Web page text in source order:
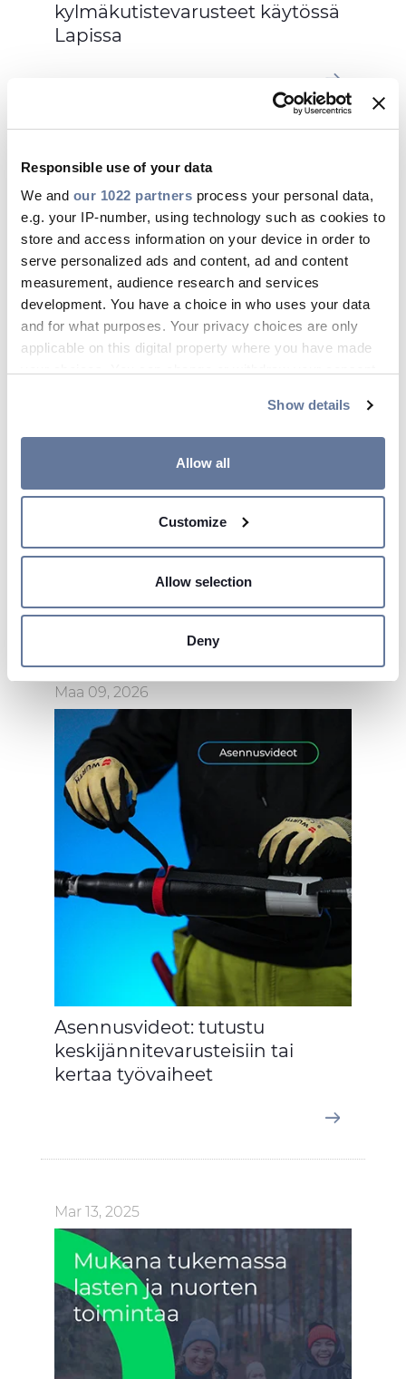
Responsible use of your data
We and our 1022 partners process your personal data,
e.g. your IP-number, using technology such as cookies to
store and access information on your device in order to
serve personalized ads and content, ad and content
measurement, audience research and services
development. You have a choice in who uses your data
and for what purposes. Your privacy choices are only
applicable on this digital property where you have made
If you allow, we would also like to:
Identify your device by actively scanning it for
and set your preferences in thedetails section.
provide social media features and to analyse our traffic.
We also share information about your use of our site with
our social media, advertising and analytics partners who
may combine it with other information that you’ve
provided to them or that they’ve collected from your use
of their services.
Show details
Allow all
Customize
Allow selection
Deny
kylmäkutistevarusteet käytössä
Lapissa
Maa 09, 2026
tukee tehokasta
verkonrakennusta
Maa 09, 2026
Asennusvideot: tutustu
keskijännitevarusteisiin tai
kertaa työvaiheet
Mar 13, 2025